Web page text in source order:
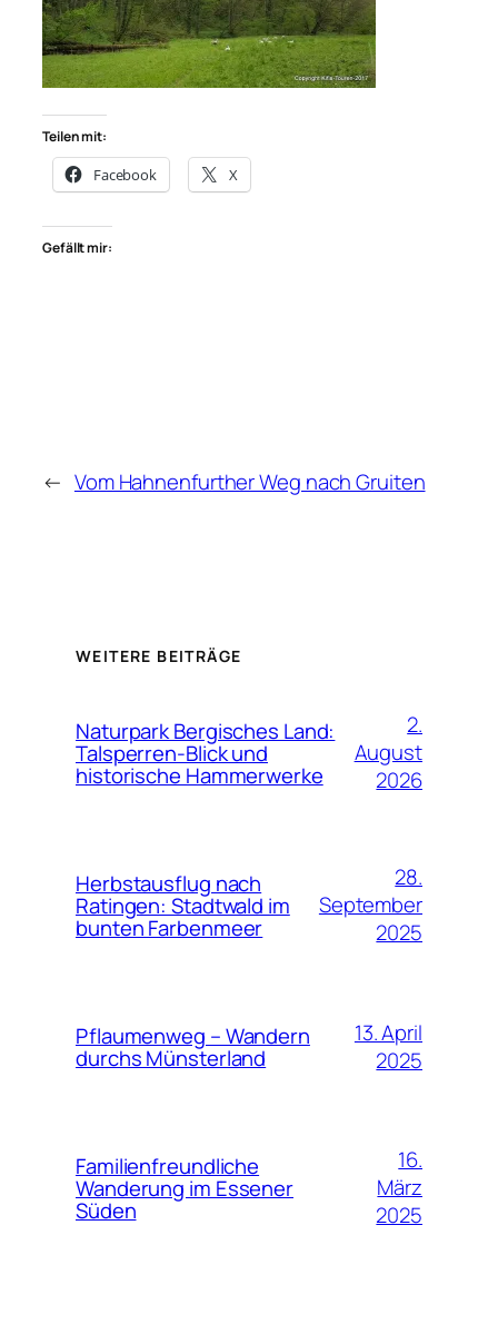
Teilen mit:
Facebook X
Gefällt mir:
← Vom Hahnenfurther Weg nach Gruiten
WEITERE BEITRÄGE
Naturpark Bergisches Land:
Talsperren-Blick und
historische Hammerwerke
2.
August
2026
Herbstausflug nach
Ratingen: Stadtwald im
bunten Farbenmeer
28.
September
2025
Pflaumenweg – Wandern
durchs Münsterland
13. April
2025
Familienfreundliche
Wanderung im Essener
Süden
16.
März
2025